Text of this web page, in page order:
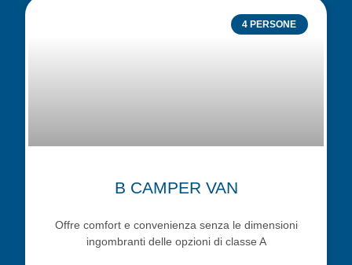
4 PERSONE
B CAMPER VAN
Offre comfort e convenienza senza le dimensioni
ingombranti delle opzioni di classe A